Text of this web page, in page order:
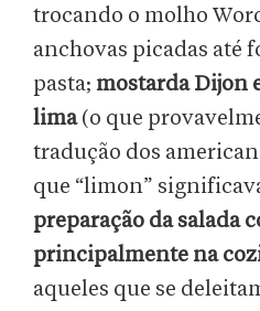
trocando o molho
anchovas picadas até
pasta; mostarda Dijon
lima(o que
tradução dos
que “limon”
preparação da salada
principalmente na
aqueles que se